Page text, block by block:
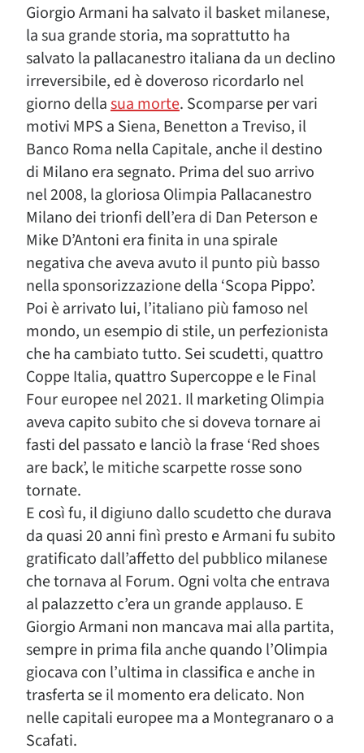
Giorgio Armani ha salvato il basket milanese,
la sua grande storia, ma soprattutto ha
salvato la pallacanestro italiana da un declino
irreversibile, ed è doveroso ricordarlo nel
giorno dellasua morte. Scomparse per vari
motivi MPS a Siena, Benetton a Treviso, il
Banco Roma nella Capitale, anche il destino
di Milano era segnato. Prima del suo arrivo
nel 2008, la gloriosa Olimpia Pallacanestro
Milano dei trionfi dell’era di Dan Peterson e
Mike D’Antoni era finita in una spirale
negativa che aveva avuto il punto più basso
nella sponsorizzazione della ‘Scopa Pippo’.
Poi è arrivato lui, l’italiano più famoso nel
mondo, un esempio di stile, un perfezionista
che ha cambiato tutto. Sei scudetti, quattro
Coppe Italia, quattro Supercoppe e le Final
Four europee nel 2021. Il marketing Olimpia
aveva capito subito che si doveva tornare ai
fasti del passato e lanciò la frase ‘Red shoes
are back’, le mitiche scarpette rosse sono
tornate.
E così fu, il digiuno dallo scudetto che durava
da quasi 20 anni finì presto e Armani fu subito
gratificato dall’affetto del pubblico milanese
che tornava al Forum. Ogni volta che entrava
al palazzetto c’era un grande applauso. E
Giorgio Armani non mancava mai alla partita,
sempre in prima fila anche quando l’Olimpia
giocava con l’ultima in classifica e anche in
trasferta se il momento era delicato. Non
nelle capitali europee ma a Montegranaro o a
Scafati.